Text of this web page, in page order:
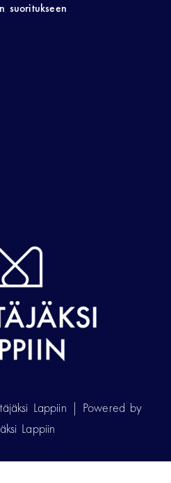
suoritukseen
Lappiin | Powered by
Lappiin